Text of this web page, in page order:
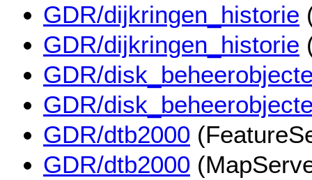
GDR/dijkringen_historie
GDR/dijkringen_historie
GDR/
GDR/
GDR/dtb2000
GDR/dtb2000